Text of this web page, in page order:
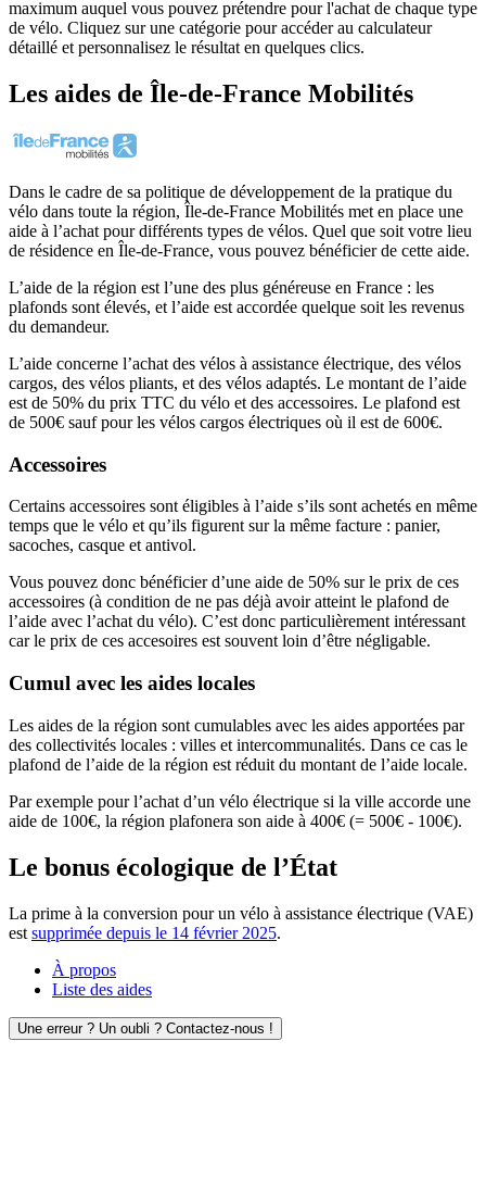
maximum auquel vous pouvez prétendre pour l'achat de chaque type
de vélo. Cliquez sur une catégorie pour accéder au calculateur
détaillé et personnalisez le résultat en quelques clics.
Les aides de Île-de-France Mobilités
Dans le cadre de sa politique de développement de la pratique du
vélo dans toute la région, Île-de-France Mobilités met en place une
aide à l’achat pour différents types de vélos. Quel que soit votre lieu
de résidence en Île-de-France, vous pouvez bénéficier de cette aide.
L’aide de la région est l’une des plus généreuse en France : les
plafonds sont élevés, et l’aide est accordée quelque soit les revenus
du demandeur.
L’aide concerne l’achat des vélos à assistance électrique, des vélos
cargos, des vélos pliants, et des vélos adaptés. Le montant de l’aide
est de 50% du prix TTC du vélo et des accessoires. Le plafond est
de 500€ sauf pour les vélos cargos électriques où il est de 600€.
Accessoires
Certains accessoires sont éligibles à l’aide s’ils sont achetés en même
temps que le vélo et qu’ils figurent sur la même facture : panier,
sacoches, casque et antivol.
Vous pouvez donc bénéficier d’une aide de 50% sur le prix de ces
accessoires (à condition de ne pas déjà avoir atteint le plafond de
l’aide avec l’achat du vélo). C’est donc particulièrement intéressant
car le prix de ces accesoires est souvent loin d’être négligable.
Cumul avec les aides locales
Les aides de la région sont cumulables avec les aides apportées par
des collectivités locales : villes et intercommunalités. Dans ce cas le
plafond de l’aide de la région est réduit du montant de l’aide locale.
Par exemple pour l’achat d’un vélo électrique si la ville accorde une
aide de 100€, la région plafonera son aide à 400€ (= 500€ - 100€).
Le bonus écologique de l’État
La prime à la conversion pour un vélo à assistance électrique (VAE)
est supprimée depuis le 14 février 2025.
À propos
Liste des aides
Une erreur ? Un oubli ? Contactez-nous !